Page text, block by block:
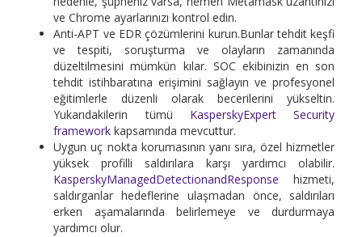
ve Chrome ayarlarınızı kontrol edin.
Anti-APT ve EDR çözümlerini kurun.Bunlar tehdit keşfi
ve tespiti, soruşturma ve olayların zamanında
düzeltilmesini mümkün kılar. SOC ekibinizin en son
tehdit istihbaratına erişimini sağlayın ve profesyonel
eğitimlerle düzenli olarak becerilerini yükseltin.
Yukarıdakilerin tümü KasperskyExpert Security
frameworkkapsamında mevcuttur.
Uygun uç nokta korumasının yanı sıra, özel hizmetler
yüksek profilli saldırılara karşı yardımcı olabilir.
KasperskyManagedDetectionandResponse hizmeti,
saldırganlar hedeflerine ulaşmadan önce, saldırıları
erken aşamalarında belirlemeye ve durdurmaya
yardımcı olur.